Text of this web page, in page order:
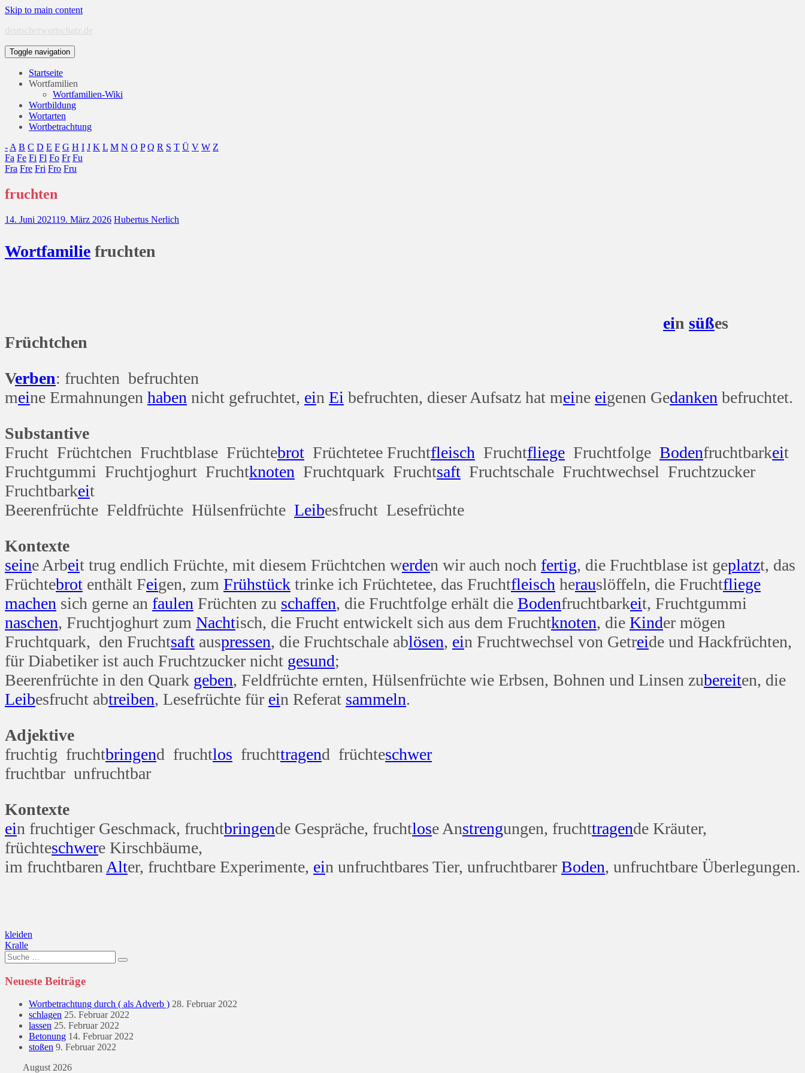
Skip to main content
deutscherwortschatz.de
Toggle navigation
Startseite
Wortfamilien
Wortfamilien-Wiki
Wortbildung
Wortarten
Wortbetrachtung
- A B C D E F G H I J K L M N O P Q R S T Ü V W Z
Fa Fe Fi Fl Fo Fr Fu
Fra Fre Fri Fro Fru
fruchten
14. Juni 202119. März 2026 Hubertus Nerlich
Wortfamilie fruchten
ein süßes
Früchtchen
Verben: fruchten befruchten
meine Ermahnungen haben nicht gefruchtet, ein Ei befruchten, dieser Aufsatz hat meine eigenen Gedanken befruchtet.
Substantive
Frucht Früchtchen Fruchtblase Früchtebrot Früchtetee Fruchtfleisch Fruchtfliege Fruchtfolge Bodenfruchtbarkeit
Fruchtgummi Fruchtjoghurt Fruchtknoten Fruchtquark Fruchtsaft Fruchtschale Fruchtwechsel Fruchtzucker
Fruchtbarkeit
Beerenfrüchte Feldfrüchte Hülsenfrüchte Leibesfrucht Lesefrüchte
Kontexte
seine Arbeit trug endlich Früchte, mit diesem Früchtchen werden wir auch noch fertig, die Fruchtblase ist geplatzt, das
Früchtebrot enthält Feigen, zum Frühstück trinke ich Früchtetee, das Fruchtfleisch herauslöffeln, die Fruchtfliege
machen sich gerne an faulen Früchten zu schaffen, die Fruchtfolge erhält die Bodenfruchtbarkeit, Fruchtgummi
naschen, Fruchtjoghurt zum Nachtisch, die Frucht entwickelt sich aus dem Fruchtknoten, die Kinder mögen
Fruchtquark, den Fruchtsaft auspressen, die Fruchtschale ablösen, ein Fruchtwechsel von Getreide und Hackfrüchten,
für Diabetiker ist auch Fruchtzucker nicht gesund;
Beerenfrüchte in den Quark geben, Feldfrüchte ernten, Hülsenfrüchte wie Erbsen, Bohnen und Linsen zubereiten, die
Leibesfrucht abtreiben, Lesefrüchte für ein Referat sammeln.
Adjektive
fruchtig fruchtbringend fruchtlos fruchttragend früchteschwer
fruchtbar unfruchtbar
Kontexte
ein fruchtiger Geschmack, fruchtbringende Gespräche, fruchtlose Anstrengungen, fruchttragende Kräuter,
früchteschwere Kirschbäume,
im fruchtbaren Alter, fruchtbare Experimente, ein unfruchtbares Tier, unfruchtbarer Boden, unfruchtbare Überlegungen.
Beitragsnavigation
kleiden
Kralle
Suche
nach:
Neueste Beiträge
Wortbetrachtung durch ( als Adverb ) 28. Februar 2022
schlagen 25. Februar 2022
lassen 25. Februar 2022
Betonung 14. Februar 2022
stoßen 9. Februar 2022
August 2026